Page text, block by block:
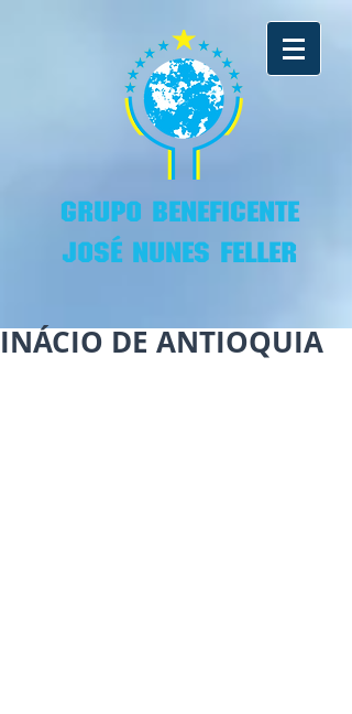
GRUPO BENEFICENTE
JOSÉ NUNES FELLER
INÁCIO DE ANTIOQUIA